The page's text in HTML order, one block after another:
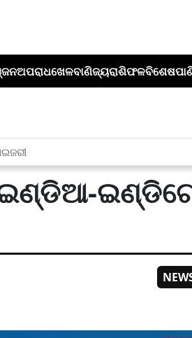
ଅପରାଧଖେଳବାଣିଜ୍ୟରାଶିଫଳବିଶେଷ
ଇଣ୍ଡିଆ-